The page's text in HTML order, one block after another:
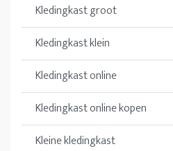
Kledingkast groot
Kledingkast klein
Kledingkast online
Kledingkast online kopen
Kleine kledingkast